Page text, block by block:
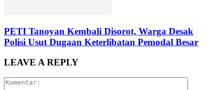
PETI Tanoyan Kembali Disorot, Warga Desak
Polisi Usut Dugaan Keterlibatan Pemodal Besar
LEAVE A REPLY